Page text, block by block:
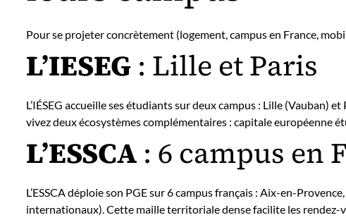
Pour se projeter concrètement (logement, campus en France,
L’IESEG : Lille et Paris
L’IÉSEG accueille ses étudiants sur deux campus : Lille (Vauban)
vivez deux écosystèmes complémentaires : capitale européenne
L’ESSCA : 6 campus en
L’ESSCA déploie son PGE sur 6 campus français : Aix-en-
internationaux). Cette maille territoriale dense facilite les rendez-